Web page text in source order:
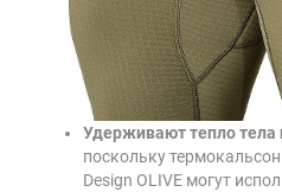
Удерживают тепло тела
поскольку
Design OLIVE могут